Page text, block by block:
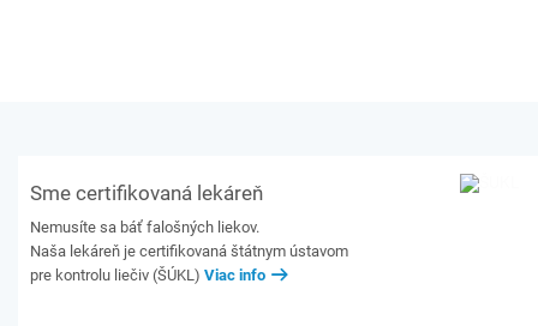
Sme certifikovaná lekáreň
Nemusíte sa báť falošných liekov.
Naša lekáreň je certifikovaná štátnym ústavom
pre kontrolu liečiv (ŠÚKL) Viac info